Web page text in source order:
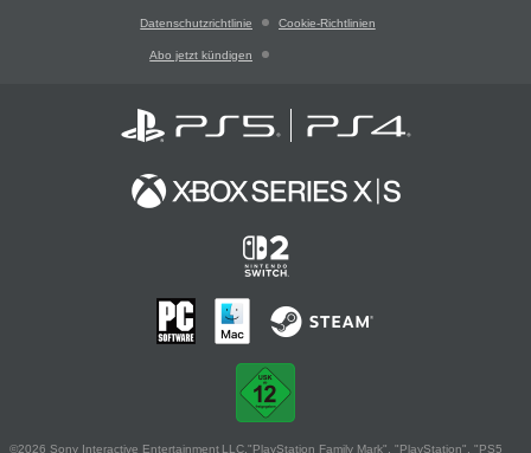
Datenschutzrichtlinie Cookie-Richtlinien
Abo jetzt kündigen
©2026 Sony Interactive Entertainment LLC."PlayStation Family Mark", "PlayStation", "PS5